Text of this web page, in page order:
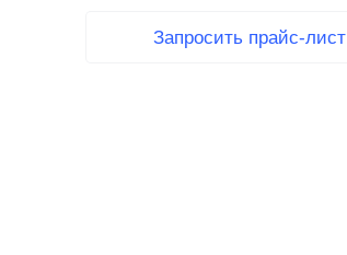
Запросить прайс-лист